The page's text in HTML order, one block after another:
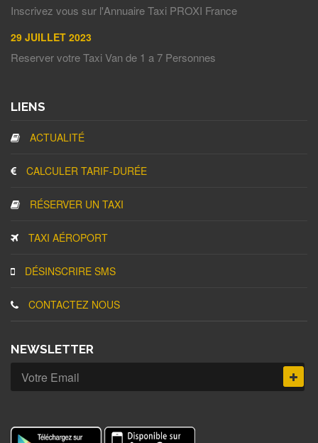
Inscrivez vous sur l'Annuaire Taxi PROXI France
29 JUILLET 2023
Reserver votre Taxi Van de 1 a 7 Personnes
LIENS
ACTUALITÉ
CALCULER TARIF-DURÉE
RÉSERVER UN TAXI
TAXI AÉROPORT
DÉSINSCRIRE SMS
CONTACTEZ NOUS
NEWSLETTER